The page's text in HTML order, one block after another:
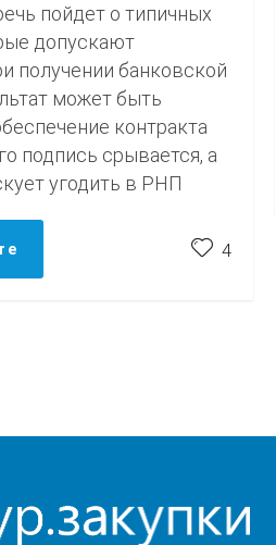
пойдет о типичных
допускают
получении банковской
может быть
контракта
подпись срывается, а
угодить в РНП
4